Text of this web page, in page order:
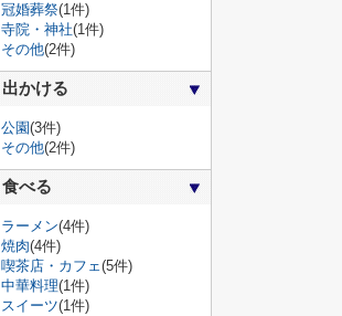
冠婚葬祭(1件)
寺院・神社(1件)
その他(2件)
出かける
公園(3件)
その他(2件)
食べる
ラーメン(4件)
焼肉(4件)
喫茶店・カフェ(5件)
中華料理(1件)
スイーツ(1件)